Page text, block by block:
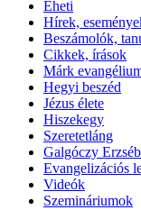
Eheti
Hírek,
Beszámolók,
Cikkek, írások
Márk
Hegyi beszéd
Jézus élete
Hiszekegy
Szeretetláng
Galgóczy
Evangelizációs
Videók
Szemináriumok